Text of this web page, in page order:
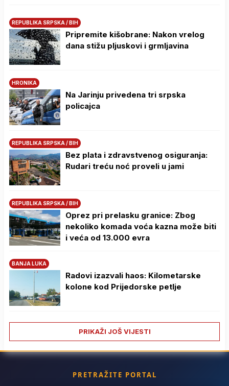
REPUBLIKA SRPSKA / BIH
Pripremite kišobrane: Nakon vrelog
dana stižu pljuskovi i grmljavina
HRONIKA
Na Јarinju privedena tri srpska
policajca
REPUBLIKA SRPSKA / BIH
Bez plata i zdravstvenog osiguranja:
Rudari treću noć proveli u jami
REPUBLIKA SRPSKA / BIH
Oprez pri prelasku granice: Zbog
nekoliko komada voća kazna može biti
i veća od 13.000 evra
BANJA LUKA
Radovi izazvali haos: Kilometarske
kolone kod Prijedorske petlje
PRIKAŽI JOŠ VIJESTI
PRETRAŽITE PORTAL